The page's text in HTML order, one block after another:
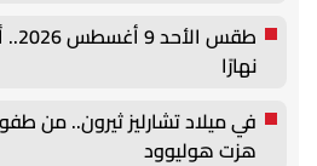
نهارًا
في ميلاد تشارليز ثيرون.. من
هزت هوليوود